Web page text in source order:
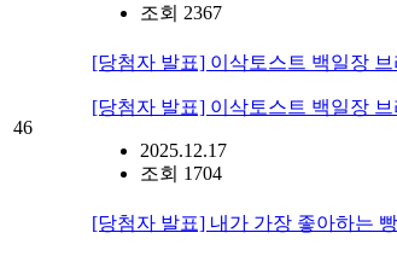
조회 2367
46
[당첨자 발표] 이삭토스트 백일장
[당첨자 발표] 이삭토스트 백일장
2025.12.17
조회 1704
[당첨자 발표] 내가 가장 좋아하는